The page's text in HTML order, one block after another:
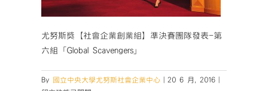
尤努斯獎【社會企業創業組】準決賽團隊發表-第
六組「Global Scavengers」
By 國立中央大學尤努斯社會企業中心 20 6 月, 2016